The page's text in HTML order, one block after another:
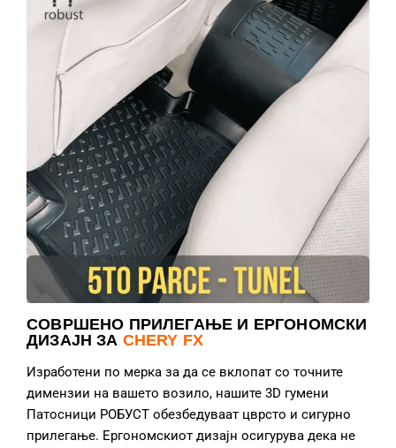
СОВРШЕНО ПРИЛЕГАЊЕ И ЕРГОНОМСКИ
ДИЗАЈН ЗА CHERY FX
Изработени по мерка за да се вклопат со точните
димензии на вашето возило, нашите 3D гумени
Патосници РОБУСТ обезбедуваат цврсто и сигурно
прилегање. Ергономскиот дизајн осигурува дека не